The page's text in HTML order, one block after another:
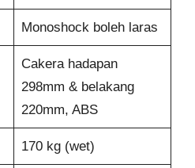
Monoshock boleh laras
Cakera hadapan
298mm & belakang
220mm, ABS
170 kg (wet)